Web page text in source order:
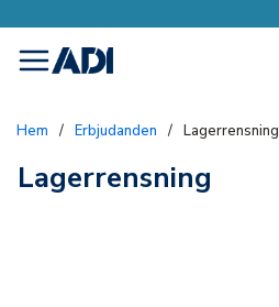
menu
Hem / Erbjudanden / Lagerrensning
Lagerrensning